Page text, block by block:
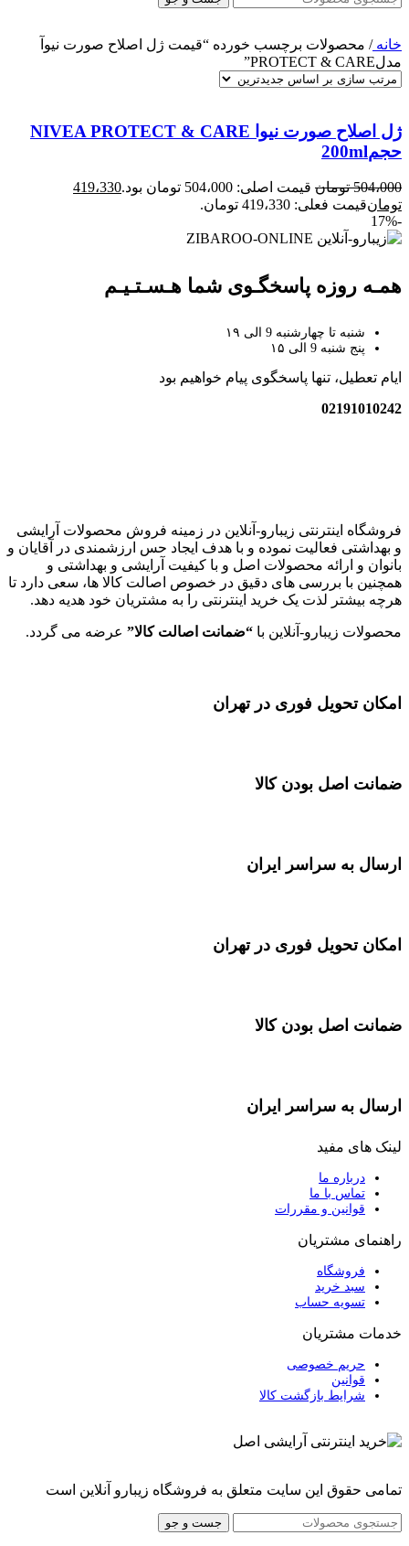
خانه/ محصولات برچسب خورده “قیمت ژل اصلاح صورت نیوآ
مدلPROTECT & CARE”
ژل اصلاح صورت نیوا NIVEA PROTECT & CARE
حجم200ml
504،000 تومان قیمت اصلی: 504،000 تومان بود.
419،330
تومانقیمت فعلی: 419،330 تومان.
-17%
همـه روزه پاسخگـوی شما هـسـتـیـم
شنبه تا چهارشنبه 9 الی ۱۹
پنج شنبه 9 الی ۱۵
ایام تعطیل، تنها پاسخگوی پیام خواهیم بود
02191010242
فروشگاه اینترنتی زیبارو-آنلاین در زمینه فروش محصولات آرایشی
و بهداشتی فعالیت نموده و با هدف ایجاد حس ارزشمندی در آقایان و
بانوان و ارائه محصولات اصل و با کیفیت آرایشی و بهداشتی و
همچنین با بررسی های دقیق در خصوص اصالت کالا ها، سعی دارد تا
هرچه بیشتر لذت یک خرید اینترنتی را به مشتریان خود هدیه دهد.
محصولات زیبارو-آنلاین با “ضمانت اصالت کالا” عرضه می گردد.
امکان تحویل فوری در تهران
ضمانت اصل بودن کالا
ارسال به سراسر ایران
امکان تحویل فوری در تهران
ضمانت اصل بودن کالا
ارسال به سراسر ایران
لینک های مفید
درباره ما
تماس با ما
قوانین و مقررات
راهنمای مشتریان
فروشگاه
سبد خرید
تسویه حساب
خدمات مشتریان
حریم خصوصی
قوانین
شرایط بازگشت کالا
تمامی حقوق این سایت متعلق به فروشگاه زیبارو آنلاین است
جست و جو